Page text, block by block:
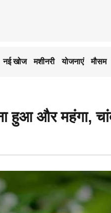
नई खोज मशीनरी योजनाएं मौसम
और महंगा,